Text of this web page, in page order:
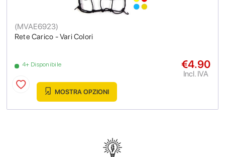
Rete Carico - Vari Colori
(MVAE6923)
4+ Disponibile €4.90
Incl. IVA
MOSTRA OPZIONI